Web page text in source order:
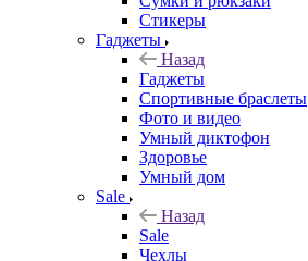
Стикеры
Гаджеты
Назад
Гаджеты
Спортивные браслеты
Фото и видео
Умный диктофон
Здоровье
Умный дом
Sale
Назад
Sale
Чехлы